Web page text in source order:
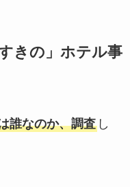
きの」ホテル事
誰なのか、調査し